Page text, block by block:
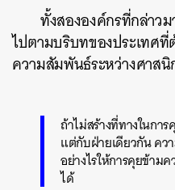
ทั้งสององค์กรที่กล่าว
ไปตามบริบทของประเทศ
ความสัมพันธ์ระหว่างศาสนิ
ถ้าไม่สร้างที่ทางในกา
แต่กับฝ่ายเดียวกัน คว
อย่างไรให้การคุยข้าม
ได้